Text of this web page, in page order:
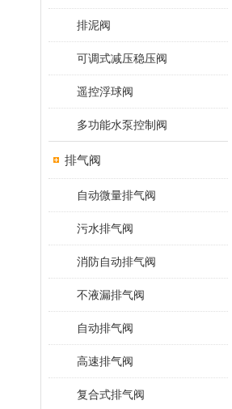
排泥阀
可调式减压稳压阀
遥控浮球阀
多功能水泵控制阀
排气阀
自动微量排气阀
污水排气阀
消防自动排气阀
不液漏排气阀
自动排气阀
高速排气阀
复合式排气阀